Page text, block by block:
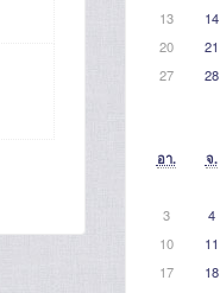
13
14
20
21
27
28
อา. จ.
3
4
10
11
17
18